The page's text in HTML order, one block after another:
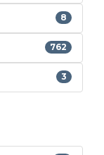
8
762
3